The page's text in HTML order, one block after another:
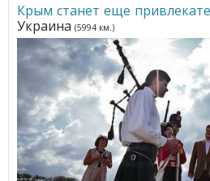
Крым станет еще
Украина (5994 км.)